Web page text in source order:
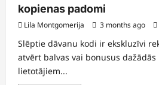
kopienas padomi
Lila Montgomerija 3 months ago
Slēptie dāvanu kodi ir ekskluzīvi
atvērt balvas vai bonusus
lietotājiem...